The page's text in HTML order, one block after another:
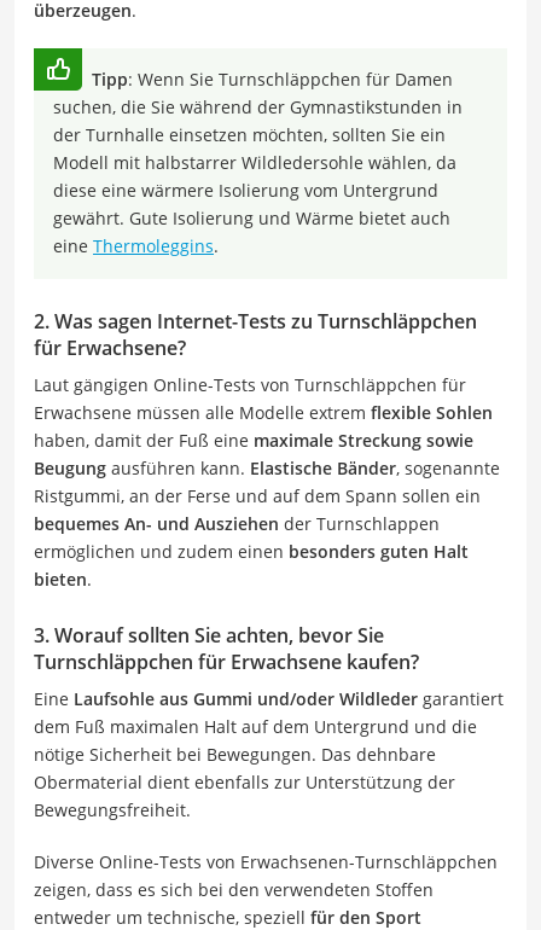
überzeugen.
Tipp: Wenn Sie Turnschläppchen für Damen
suchen, die Sie während der Gymnastikstunden in
der Turnhalle einsetzen möchten, sollten Sie ein
Modell mit halbstarrer Wildledersohle wählen, da
diese eine wärmere Isolierung vom Untergrund
gewährt. Gute Isolierung und Wärme bietet auch
eine Thermoleggins.
2. Was sagen Internet-Tests zu Turnschläppchen
für Erwachsene?
Laut gängigen Online-Tests von Turnschläppchen für
Erwachsene müssen alle Modelle extrem flexible Sohlen
haben, damit der Fuß eine maximale Streckung sowie
Beugung ausführen kann. Elastische Bänder, sogenannte
Ristgummi, an der Ferse und auf dem Spann sollen ein
bequemes An- und Ausziehen der Turnschlappen
ermöglichen und zudem einen besonders guten Halt
bieten.
3. Worauf sollten Sie achten, bevor Sie
Turnschläppchen für Erwachsene kaufen?
Eine Laufsohle aus Gummi und/oder Wildleder garantiert
dem Fuß maximalen Halt auf dem Untergrund und die
nötige Sicherheit bei Bewegungen. Das dehnbare
Obermaterial dient ebenfalls zur Unterstützung der
Bewegungsfreiheit.
Diverse Online-Tests von Erwachsenen-Turnschläppchen
zeigen, dass es sich bei den verwendeten Stoffen
entweder um technische, speziell für den Sport